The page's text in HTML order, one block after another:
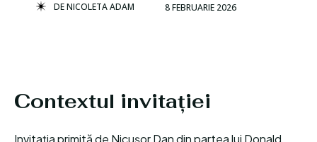
DENICOLETA ADAM 8 FEBRUARIE 2026
Contextul invitației
Invitația primită de Nicușor Dan din partea lui Donald